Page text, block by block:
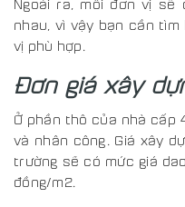
Ngoài ra, mỗi đơn vị
nhau, vì vậy bạn cần
vị phù hợp.
Đơn giá xây
Ở phần thô của nhà cấp
và nhân công. Giá xây
trường sẽ có mức giá
đồng/m2.